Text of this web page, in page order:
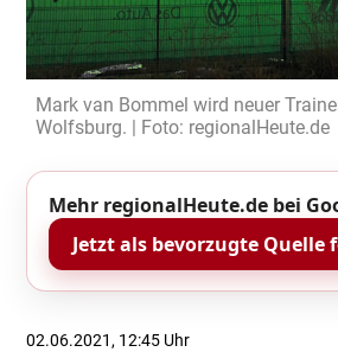
Mark van Bommel wird neuer
Wolfsburg. | Foto: regionalHeute.de
Mehr regionalHeute.de bei
Jetzt als bevorzugte Quelle
02.06.2021, 12:45 Uhr